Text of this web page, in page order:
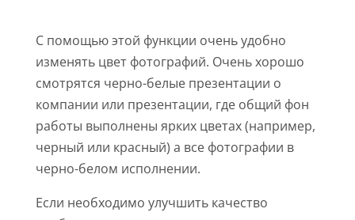
С помощью этой функции очень удобно
изменять цвет фотографий. Очень хорошо
смотрятся черно-белые презентации о
компании или презентации, где общий фон
работы выполнены ярких цветах (например,
черный или красный) а все фотографии в
черно-белом исполнении.
Если необходимо улучшить качество